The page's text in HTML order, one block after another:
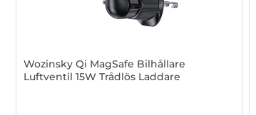
Wozinsky Qi MagSafe Bilhållare
Luftventil 15W Trådlös Laddare